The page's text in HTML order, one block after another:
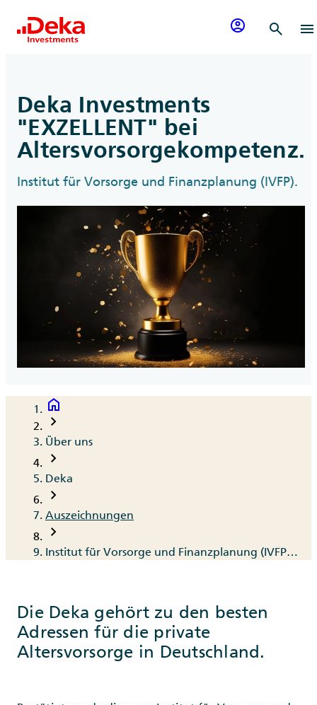
account_circle search menu
Deka Investments
"EXZELLENT" bei
Altersvorsorgekompetenz.
Institut für Vorsorge und Finanzplanung (IVFP).
Breadcrumb
home
chevron_right
Über uns
chevron_right
Deka
chevron_right
Auszeichnungen
chevron_right
Institut für Vorsorge und Finanzplanung (IVFP) 2026
Die Deka gehört zu den besten
Adressen für die private
Altersvorsorge in Deutschland.